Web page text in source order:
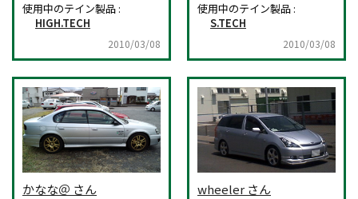
使用中のテイン製品 :
HIGH.TECH
2010/03/08
使用中のテイン製品 :
S.TECH
2010/03/08
かなな＠ さん wheeler さん